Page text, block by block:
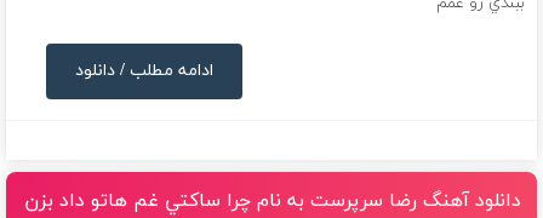
ادامه مطلب / دانلود
دانلود آهنگ رضا سرپرست به نام چرا ساكتي غم هاتو داد بزن